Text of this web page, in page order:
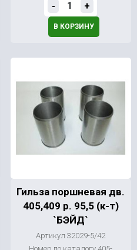
- +
В КОРЗИНУ
Гильза поршневая дв.
405,409 р. 95,5 (к-т)
`БЭЙД`
Артикул 32029-5/42